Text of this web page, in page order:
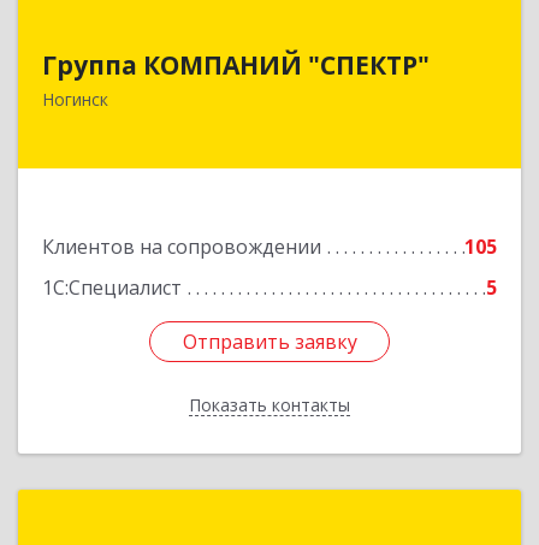
Группа КОМПАНИЙ "СПЕКТР"
Ногинск
Клиентов на сопровождении
105
1С:Специалист
5
Отправить заявку
Показать контакты
Ногинск г, Рогожская ул, дом № 89, оф.210
Подробнее
Отправить заявку
Назад